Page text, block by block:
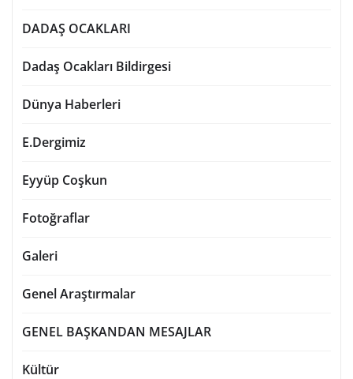
DADAŞ OCAKLARI
Dadaş Ocakları Bildirgesi
Dünya Haberleri
E.Dergimiz
Eyyüp Coşkun
Fotoğraflar
Galeri
Genel Araştırmalar
GENEL BAŞKANDAN MESAJLAR
Kültür